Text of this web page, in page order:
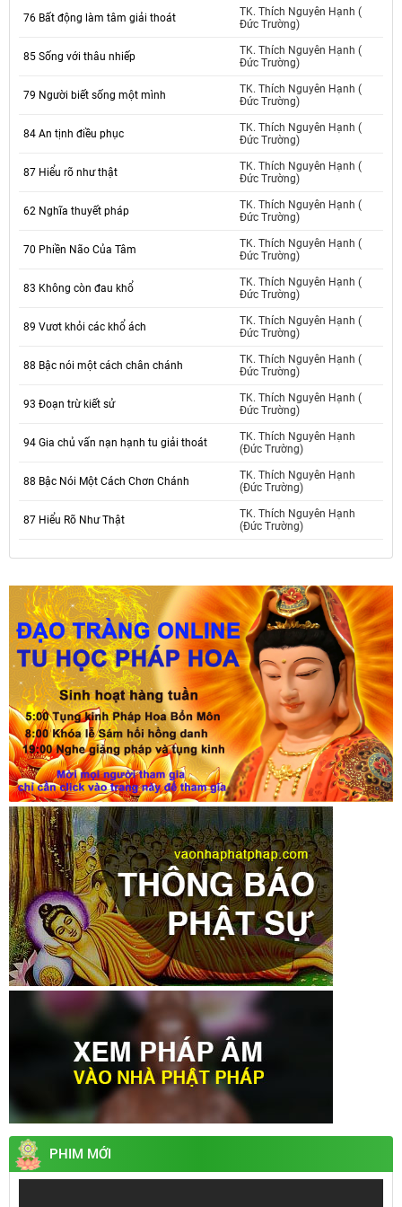
76 Bất động làm tâm giải thoát
TK. Thích Nguyên Hạnh (
Đức Trường)
85 Sống với thâu nhiếp
TK. Thích Nguyên Hạnh (
Đức Trường)
79 Người biết sống một mình
TK. Thích Nguyên Hạnh (
Đức Trường)
84 An tịnh điều phục
TK. Thích Nguyên Hạnh (
Đức Trường)
87 Hiểu rõ như thật
TK. Thích Nguyên Hạnh (
Đức Trường)
62 Nghĩa thuyết pháp
TK. Thích Nguyên Hạnh (
Đức Trường)
70 Phiền Não Của Tâm
TK. Thích Nguyên Hạnh (
Đức Trường)
83 Không còn đau khổ
TK. Thích Nguyên Hạnh (
Đức Trường)
89 Vươt khỏi các khổ ách
TK. Thích Nguyên Hạnh (
Đức Trường)
88 Bậc nói một cách chân chánh
TK. Thích Nguyên Hạnh (
Đức Trường)
93 Đoạn trừ kiết sử
TK. Thích Nguyên Hạnh (
Đức Trường)
94 Gia chủ vấn nạn hạnh tu giải thoát
TK. Thích Nguyên Hạnh
(Đức Trường)
88 Bậc Nói Một Cách Chơn Chánh
TK. Thích Nguyên Hạnh
(Đức Trường)
87 Hiểu Rõ Như Thật
TK. Thích Nguyên Hạnh
(Đức Trường)
PHIM MỚI